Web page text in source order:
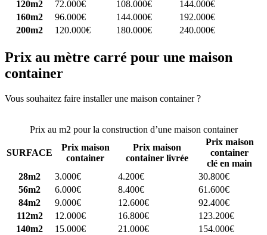
120m2
72.000€ 108.000€
144.000€
160m2
96.000€ 144.000€
192.000€
200m2
120.000€ 180.000€ 240.000€
Prix au mètre carré pour une maison
container
Vous souhaitez faire installer une maison container ?
Prix au m2 pour la construction d’une maison container
SURFACE
Prix maison
container
Prix maison
container livrée
Prix maison
container
clé en main
28m2
3.000€ 4.200€
30.800€
56m2
6.000€ 8.400€
61.600€
84m2
9.000€ 12.600€
92.400€
112m2
12.000€ 16.800€
123.200€
140m2
15.000€ 21.000€
154.000€